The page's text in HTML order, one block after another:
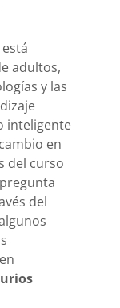
adultos,
y las
inteligente
en
del curso
del